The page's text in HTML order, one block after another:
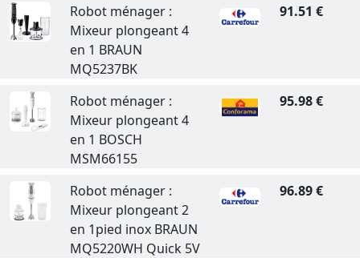
Robot ménager :
Mixeur plongeant 4
en 1 BRAUN
MQ5237BK
91.51 €
Robot ménager :
Mixeur plongeant 4
en 1 BOSCH
MSM66155
95.98 €
Robot ménager :
Mixeur plongeant 2
en 1pied inox BRAUN
MQ5220WH Quick 5V
96.89 €